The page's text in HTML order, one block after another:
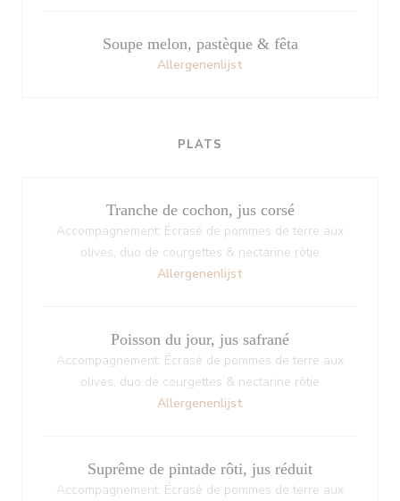
Soupe melon, pastèque & fêta
Allergenenlijst
PLATS
Tranche de cochon, jus corsé
Accompagnement: Écrasé de pommes de terre aux
olives, duo de courgettes & nectarine rôtie
Allergenenlijst
Poisson du jour, jus safrané
Accompagnement: Écrasé de pommes de terre aux
olives, duo de courgettes & nectarine rôtie
Allergenenlijst
Suprême de pintade rôti, jus réduit
Accompagnement: Écrasé de pommes de terre aux